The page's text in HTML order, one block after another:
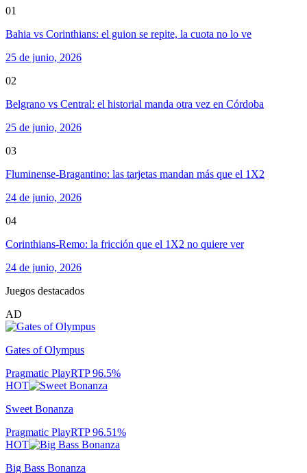
01
Bahia vs Corinthians: el guion se repite, la cuota no lo ve
25 de junio, 2026
02
Belgrano vs Central: el historial manda otra vez en Córdoba
25 de junio, 2026
03
Fluminense-Bragantino: las tarjetas mandan más que el 1X2
24 de junio, 2026
04
Corinthians-Remo: la fricción que el 1X2 no quiere ver
24 de junio, 2026
Juegos destacados
AD
Gates of Olympus
Pragmatic PlayRTP96.5%
HOT
Sweet Bonanza
Pragmatic PlayRTP96.51%
HOT
Big Bass Bonanza